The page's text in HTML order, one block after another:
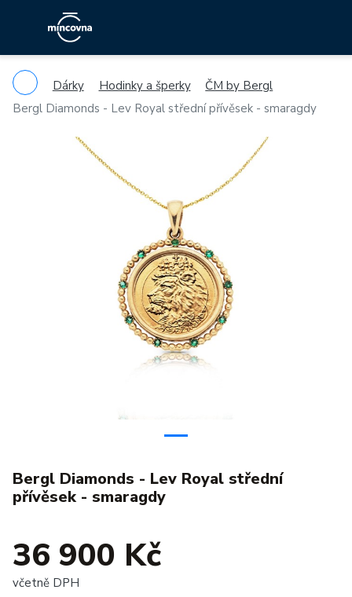
Dárky Hodinky a šperky
ČM by Bergl
Bergl Diamonds - Lev Royal střední přívěsek - smaragdy
Bergl Diamonds - Lev Royal střední
přívěsek - smaragdy
36 900 Kč
včetně DPH